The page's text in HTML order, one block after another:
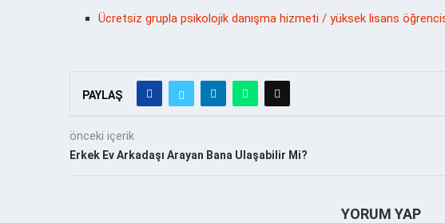
Ücretsiz grupla psikolojik danışma hizmeti / yüksek lisans
PAYLAŞ
önceki içerik
Erkek Ev Arkadaşı Arayan Bana Ulaşabilir Mi?
YORUM YAP